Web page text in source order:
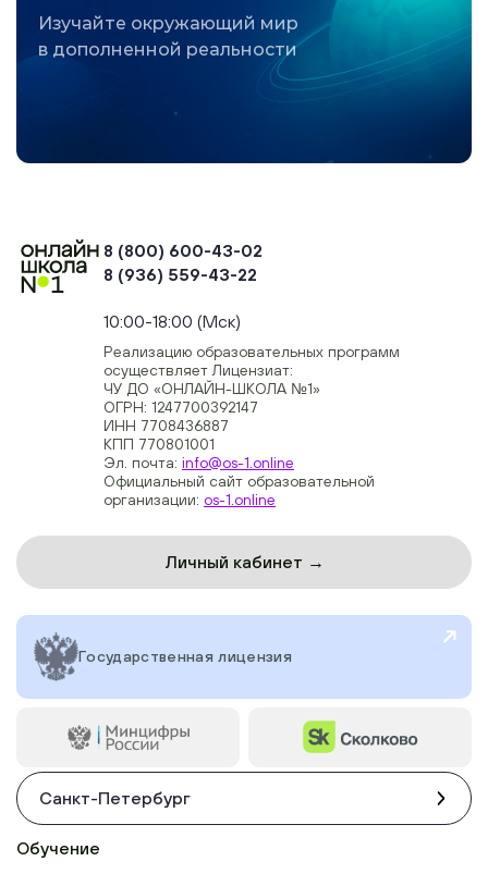
Изучайте окружающий мир
в дополненной реальности
8 (800) 600-43-02
8 (936) 559-43-22
10:00-18:00 (Мск)
Реализацию образовательных программ
осуществляет Лицензиат:
ЧУ ДО «ОНЛАЙН-ШКОЛА №1»
ОГРН: 1247700392147
ИНН 7708436887
КПП 770801001
Эл. почта: info@os-1.online
Официальный сайт образовательной
организации: os-1.online
Личный кабинет →
Государственная лицензия
Санкт-Петербург
Обучение